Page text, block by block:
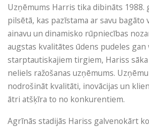
Uzņēmums Harris tika dibināts 1988.
pilsētā, kas pazīstama ar savu bagāto
ainavu un dinamisko rūpniecības
augstas kvalitātes ūdens pudeles
starptautiskajiem tirgiem, Hariss
neliels ražošanas uzņēmums.
nodrošināt kvalitāti, inovācijas un
ātri atšķīra to no konkurentiem.
Agrīnās stadijās Hariss galvenokārt